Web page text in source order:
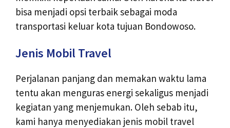
bisa menjadi opsi terbaik sebagai moda
transportasi keluar kota tujuan Bondowoso.
Jenis Mobil Travel
Perjalanan panjang dan memakan waktu lama
tentu akan menguras energi sekaligus menjadi
kegiatan yang menjemukan. Oleh sebab itu,
kami hanya menyediakan jenis mobil travel